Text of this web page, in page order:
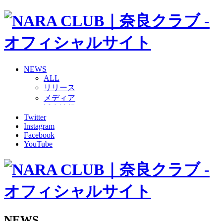
NEWS
ALL
リリース
メディア
グッズ
ファンコミュニティ
普及・育成
ホームタウン
その他
2026/27トップチーム
2026/27トップチームスタッフ
Twitter
Instagram
Facebook
YouTube